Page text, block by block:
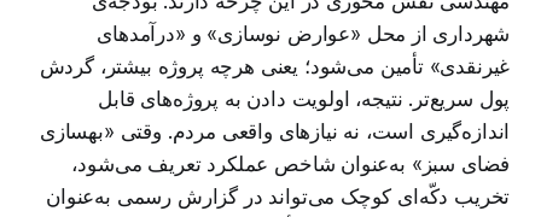
شهرداری از محل «عوارض نوسازی» و «درآمدهای
غیرنقدی» تأمین می‌شود؛ یعنی هرچه پروژه بیشتر، گردش
پول سریع‌تر. نتیجه، اولویت دادن به پروژه‌های قابل
اندازه‌گیری است، نه نیازهای واقعی مردم. وقتی «بهسازی
فضای سبز» به‌عنوان شاخص عملکرد تعریف می‌شود،
تخریب دکّه‌ای کوچک می‌تواند در گزارش رسمی به‌عنوان